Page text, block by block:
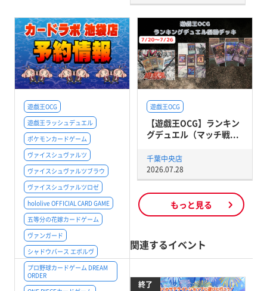
遊戯王OCG
【遊戯王OCG】ランキン
グデュエル（マッチ戦...
千葉中央店
2026.07.28
遊戯王OCG
遊戯王ラッシュデュエル
ポケモンカードゲーム
ヴァイスシュヴァルツ
ヴァイスシュヴァルツブラウ
ヴァイスシュヴァルツロゼ
hololive OFFICIAL CARD GAME
五等分の花嫁カードゲーム
ヴァンガード
シャドウバース エボルヴ
プロ野球カードゲーム DREAM
ORDER
もっと見る
関連するイベント
終了